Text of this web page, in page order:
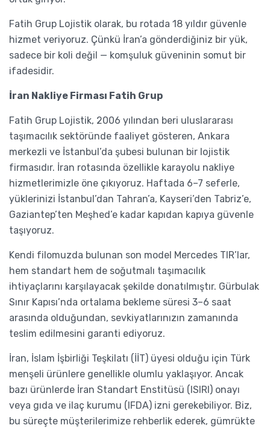
Fatih Grup Lojistik olarak, bu rotada 18 yıldır güvenle
hizmet veriyoruz. Çünkü İran’a gönderdiğiniz bir yük,
sadece bir koli değil — komşuluk güveninin somut bir
ifadesidir.
İran Nakliye Firması Fatih Grup
Fatih Grup Lojistik, 2006 yılından beri uluslararası
taşımacılık sektöründe faaliyet gösteren, Ankara
merkezli ve İstanbul’da şubesi bulunan bir lojistik
firmasıdır. İran rotasında özellikle karayolu nakliye
hizmetlerimizle öne çıkıyoruz. Haftada 6–7 seferle,
yüklerinizi İstanbul’dan Tahran’a, Kayseri’den Tabriz’e,
Gaziantep’ten Meşhed’e kadar kapıdan kapıya güvenle
taşıyoruz.
Kendi filomuzda bulunan son model Mercedes TIR’lar,
hem standart hem de soğutmalı taşımacılık
ihtiyaçlarını karşılayacak şekilde donatılmıştır. Gürbulak
Sınır Kapısı’nda ortalama bekleme süresi 3–6 saat
arasında olduğundan, sevkiyatlarınızın zamanında
teslim edilmesini garanti ediyoruz.
İran, İslam İşbirliği Teşkilatı (İİT) üyesi olduğu için Türk
menşeli ürünlere genellikle olumlu yaklaşıyor. Ancak
bazı ürünlerde İran Standart Enstitüsü (ISIRI) onayı
veya gıda ve ilaç kurumu (IFDA) izni gerekebiliyor. Biz,
bu süreçte müşterilerimize rehberlik ederek, gümrükte